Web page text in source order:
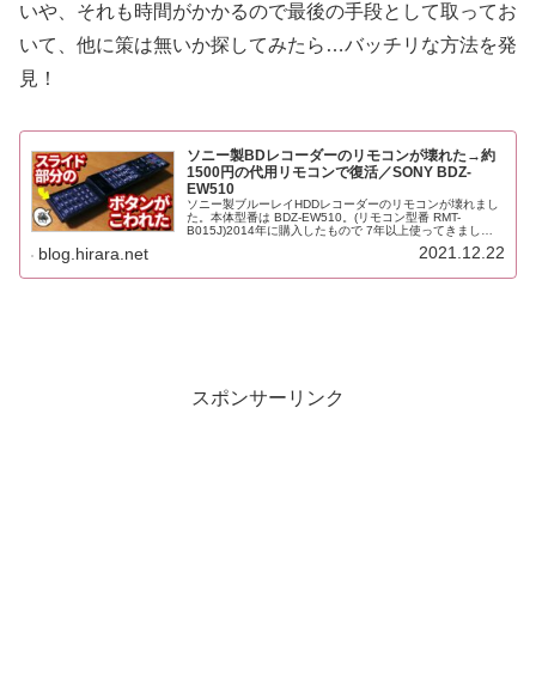
いや、それも時間がかかるので最後の手段として取ってお
いて、他に策は無いか探してみたら…バッチリな方法を発
見！
ソニー製BDレコーダーのリモコンが壊れた→約
1500円の代用リモコンで復活／SONY BDZ-
EW510
ソニー製ブルーレイHDDレコーダーのリモコンが壊れまし
た。本体型番は BDZ-EW510。(リモコン型番 RMT-
B015J)2014年に購入したもので 7年以上使ってきまし
blog.hirara.net 2021.12.22
スポンサーリンク